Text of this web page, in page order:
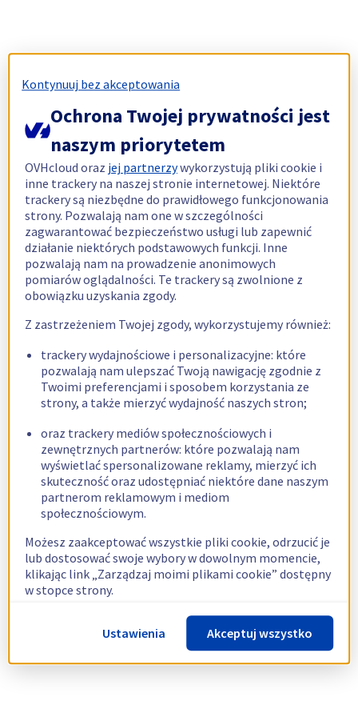
Kontynuuj bez akceptowania
Ochrona Twojej prywatności jest
naszym priorytetem
OVHcloud oraz jej partnerzywykorzystują pliki cookie i
inne trackery na naszej stronie internetowej. Niektóre
trackery są niezbędne do prawidłowego funkcjonowania
strony. Pozwalają nam one w szczególności
zagwarantować bezpieczeństwo usługi lub zapewnić
działanie niektórych podstawowych funkcji. Inne
pozwalają nam na prowadzenie anonimowych
pomiarów oglądalności. Te trackery są zwolnione z
obowiązku uzyskania zgody.
Z zastrzeżeniem Twojej zgody, wykorzystujemy również:
trackery wydajnościowe i personalizacyjne: które
pozwalają nam ulepszać Twoją nawigację zgodnie z
Twoimi preferencjami i sposobem korzystania ze
strony, a także mierzyć wydajność naszych stron;
oraz trackery mediów społecznościowych i
zewnętrznych partnerów: które pozwalają nam
wyświetlać spersonalizowane reklamy, mierzyć ich
skuteczność oraz udostępniać niektóre dane naszym
partnerom reklamowym i mediom
społecznościowym.
Możesz zaakceptować wszystkie pliki cookie, odrzucić je
lub dostosować swoje wybory w dowolnym momencie,
klikając link „Zarządzaj moimi plikami cookie” dostępny
w stopce strony.
Więcej informacji znajdziesz w naszejpolityce
dotyczącej wykorzystywania plików cookie.
Ustawienia Akceptuj wszystko